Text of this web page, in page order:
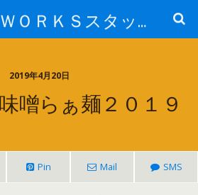
ＨＯＭＥＷＯＲＫＳスタッフ日記ブログ
2019年4月20日
噌らぁ麺２０１９
Pin Mail SMS